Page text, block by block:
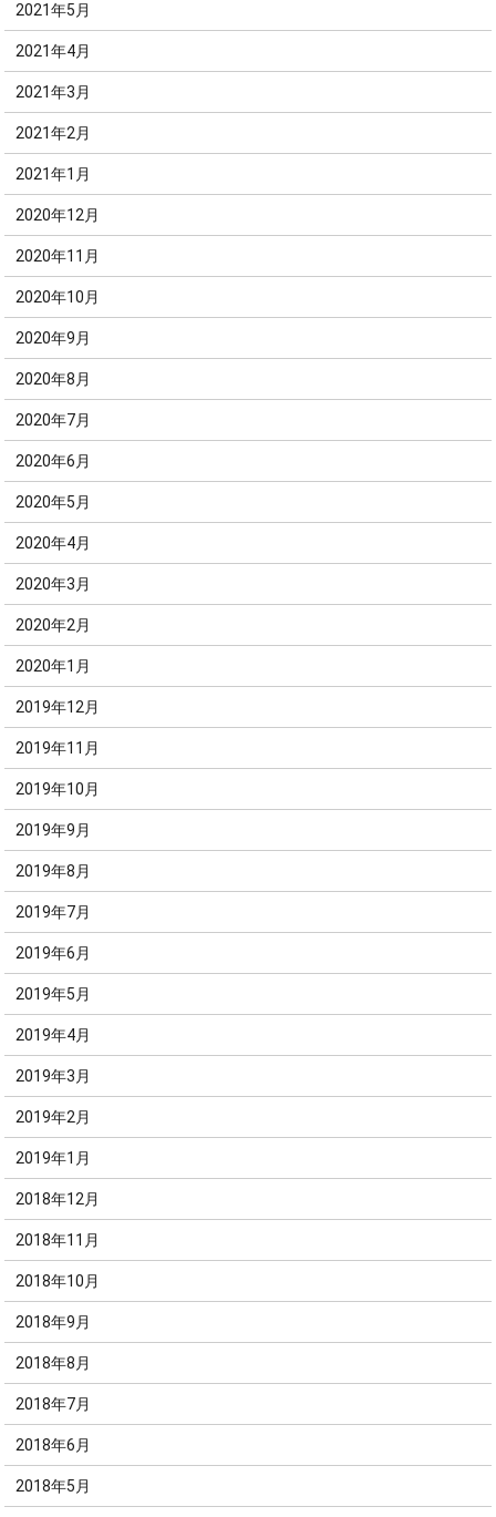
2021年5月
2021年4月
2021年3月
2021年2月
2021年1月
2020年12月
2020年11月
2020年10月
2020年9月
2020年8月
2020年7月
2020年6月
2020年5月
2020年4月
2020年3月
2020年2月
2020年1月
2019年12月
2019年11月
2019年10月
2019年9月
2019年8月
2019年7月
2019年6月
2019年5月
2019年4月
2019年3月
2019年2月
2019年1月
2018年12月
2018年11月
2018年10月
2018年9月
2018年8月
2018年7月
2018年6月
2018年5月